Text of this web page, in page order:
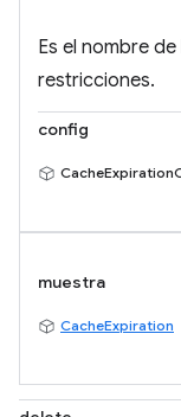
Es el nombre
restricciones.
config
muestra
CacheExpiration